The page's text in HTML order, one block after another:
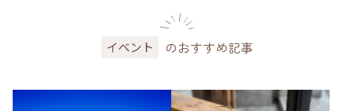
イベント のおすすめ記事